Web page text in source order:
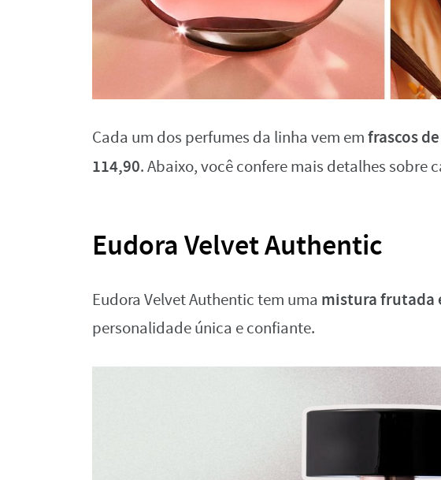
Cada um dos perfumes da linha vem emfrascos
114,90. Abaixo, você confere mais detalhes sobre
Eudora Velvet Authentic
Eudora Velvet Authentic tem uma mistura frutada
personalidade única e confiante.